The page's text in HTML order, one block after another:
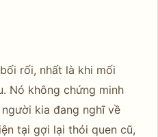
rối, nhất là khi mối
Nó không chứng minh
kia đang nghĩ về
tại gợi lại thói quen cũ,